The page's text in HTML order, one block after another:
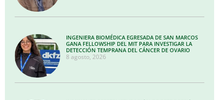
INGENIERA BIOMÉDICA EGRESADA DE SAN MARCOS
GANA FELLOWSHIP DEL MIT PARA INVESTIGAR LA
DETECCIÓN TEMPRANA DEL CÁNCER DE OVARIO
8 agosto, 2026